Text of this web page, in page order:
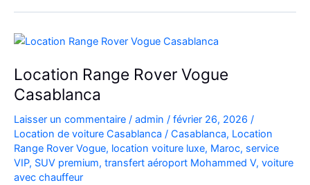
Luxe
à
l’Aéroport
Mohammed
V
Location Range Rover Vogue
Casablanca
Laisser un commentaire / admin / février 26, 2026 /
Location de voiture Casablanca / Casablanca, Location
Range Rover Vogue, location voiture luxe, Maroc, service
VIP, SUV premium, transfert aéroport Mohammed V, voiture
avec chauffeur